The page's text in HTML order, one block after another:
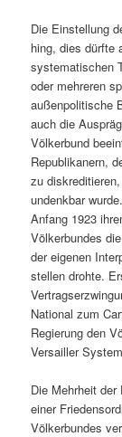
Die Einstellung
hing, dies dürfte
systematischen
oder mehreren
außenpolitische
auch die
Völkerbund
Republikanern,
zu
undenkbar
Anfang 1923
Völkerbundes
der eigenen
stellen drohte.
National zum
Regierung den
Versailler
Die Mehrheit
einer
Völkerbundes